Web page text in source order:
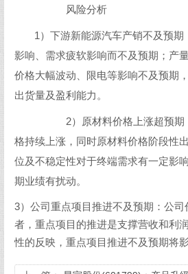
风险分析
1）下游新能源汽车产销不及预
影响、需求疲软影响而不及预期；产
价格大幅波动、限电等影响不及预期
出货量及盈利能力。
2）原材料价格上涨超预期：
格持续上涨，同时原材料价格阶段性
位及不稳定性对于终端需求有一定影
期业绩有扰动。
3）公司重点项目推进不及预期：公
者，重点项目的推进是支撑营收和利
性的反映，重点项目推进不及预期将